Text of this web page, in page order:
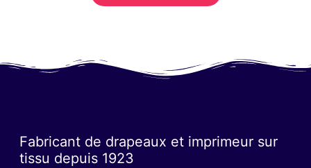
Fabricant de drapeaux et imprimeur sur
tissu depuis 1923